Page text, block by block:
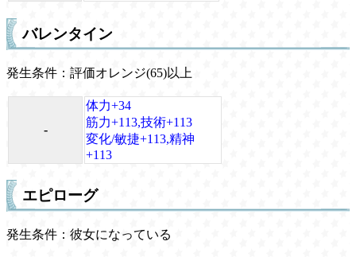
バレンタイン
発生条件：評価オレンジ(65)以上
-
体力+34
筋力+113,技術+113
変化/敏捷+113,精神
+113
エピローグ
発生条件：彼女になっている